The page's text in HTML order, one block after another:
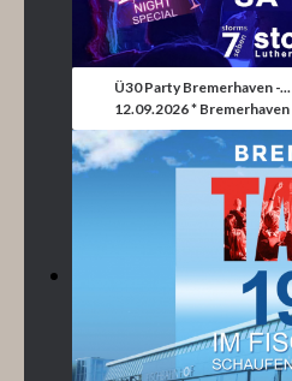
Ü30 Party Bremerhaven -...
12.09.2026 * Bremerhaven